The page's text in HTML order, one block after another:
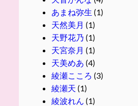
あまね弥生 (1)
天然美月 (1)
天野花乃 (1)
天宮奈月 (1)
天美めあ (4)
綾瀬こころ (3)
綾瀬天 (1)
綾波れん (1)